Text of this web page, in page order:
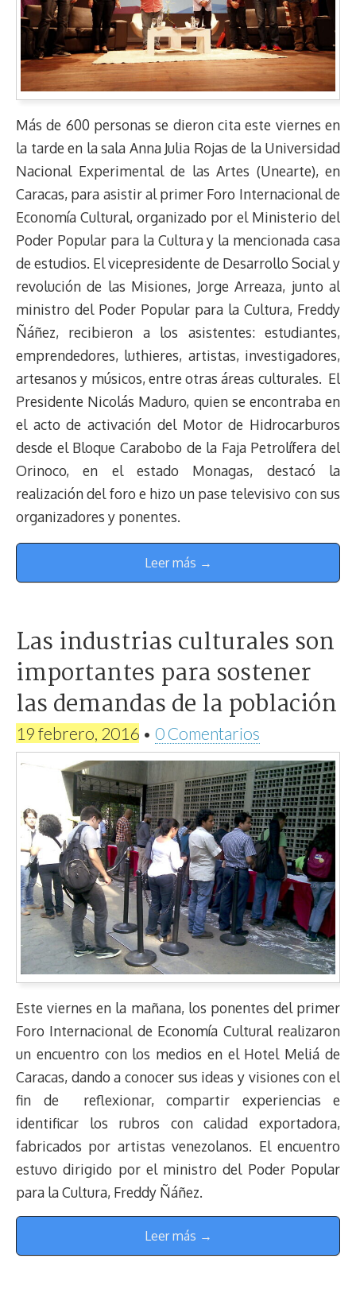
Más de 600 personas se dieron cita este viernes en
la tarde en la sala Anna Julia Rojas de la Universidad
Nacional Experimental de las Artes (Unearte), en
Caracas, para asistir al primer Foro Internacional de
Economía Cultural, organizado por el Ministerio del
Poder Popular para la Cultura y la mencionada casa
de estudios. El vicepresidente de Desarrollo Social y
revolución de las Misiones, Jorge Arreaza, junto al
ministro del Poder Popular para la Cultura, Freddy
Ñáñez, recibieron a los asistentes: estudiantes,
emprendedores, luthieres, artistas, investigadores,
artesanos y músicos, entre otras áreas culturales. El
Presidente Nicolás Maduro, quien se encontraba en
el acto de activación del Motor de Hidrocarburos
desde el Bloque Carabobo de la Faja Petrolífera del
Orinoco, en el estado Monagas, destacó la
realización del foro e hizo un pase televisivo con sus
organizadores y ponentes.
Leer más →
Las industrias culturales son
importantes para sostener
las demandas de la población
19 febrero, 2016 • 0 Comentarios
Este viernes en la mañana, los ponentes del primer
Foro Internacional de Economía Cultural realizaron
un encuentro con los medios en el Hotel Meliá de
Caracas, dando a conocer sus ideas y visiones con el
fin de reflexionar, compartir experiencias e
identificar los rubros con calidad exportadora,
fabricados por artistas venezolanos. El encuentro
estuvo dirigido por el ministro del Poder Popular
para la Cultura, Freddy Ñáñez.
Leer más →